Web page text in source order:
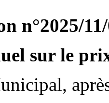
n°2025/
sur le